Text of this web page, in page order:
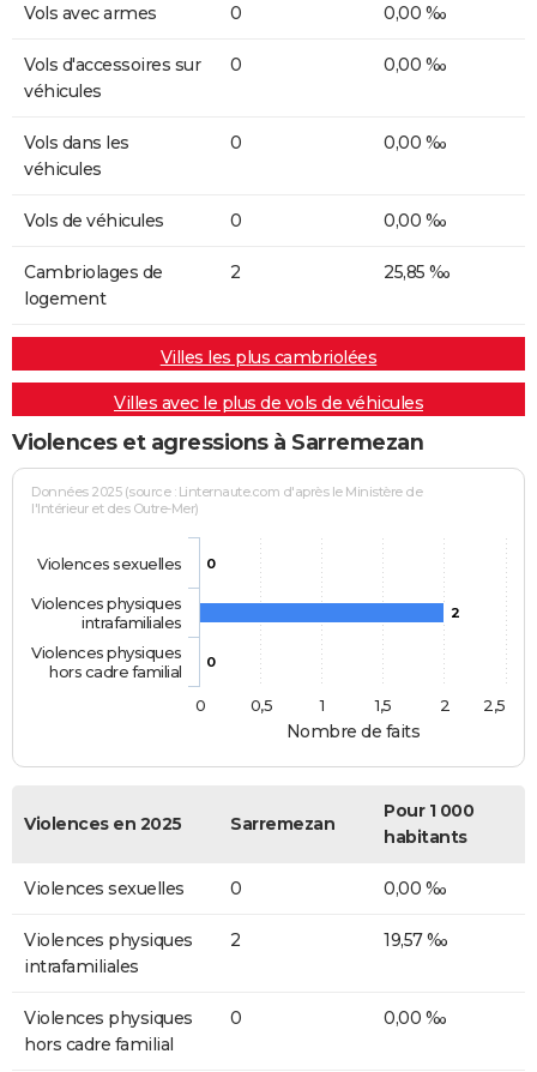
Vols avec armes 0 0,00 ‰
Vols d'accessoires sur
véhicules
0 0,00 ‰
Vols dans les
véhicules
0 0,00 ‰
Vols de véhicules 0 0,00 ‰
Cambriolages de
logement
2 25,85 ‰
Villes les plus cambriolées
Villes avec le plus de vols de véhicules
Violences et agressions à Sarremezan
Nombre de faits
Données 2025 (source : Linternaute.com d'après le Ministère de
l'Intérieur et des Outre-Mer)
0
2
0
Violences sexuelles
Violences physiques
intrafamiliales
Violences physiques
hors cadre familial
0
0,5 1 1,5 2 2,5
Violences en 2025 Sarremezan
Pour 1 000
habitants
Violences sexuelles 0 0,00 ‰
Violences physiques
intrafamiliales
2 19,57 ‰
Violences physiques
hors cadre familial
0 0,00 ‰